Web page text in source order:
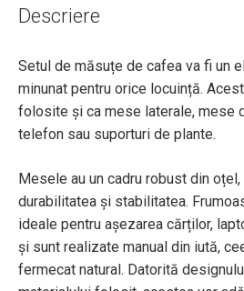
Descriere
Setul de măsuțe de cafea va fi un
minunat pentru orice locuință.
folosite și ca mese laterale, mese
telefon sau suporturi de plante.
Mesele au un cadru robust din
durabilitatea și stabilitatea.
ideale pentru așezarea cărților,
și sunt realizate manual din iută,
fermecat natural. Datorită